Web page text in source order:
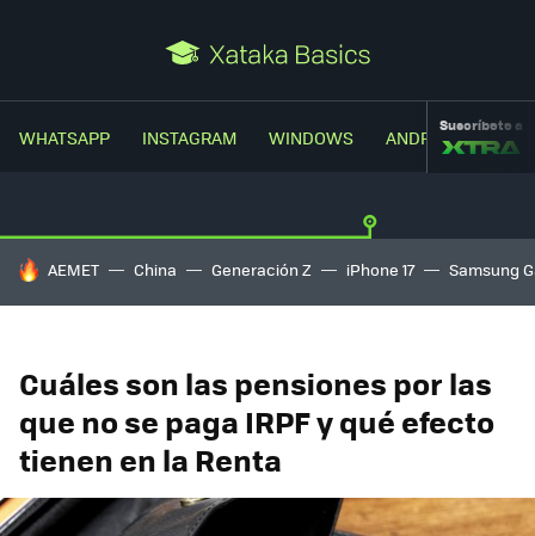
WHATSAPP INSTAGRAM WINDOWS ANDROIDSuscríbete a
HOY SE HABLA DE
AEMET China Generación Z iPhone 17 Samsung
Cuáles son las pensiones por las
que no se paga IRPF y qué efecto
tienen en la Renta